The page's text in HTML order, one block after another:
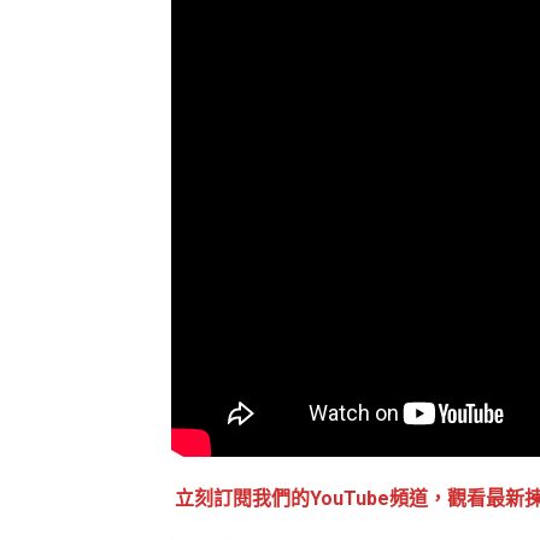
立刻訂閱我們的YouTube頻道，觀看最新